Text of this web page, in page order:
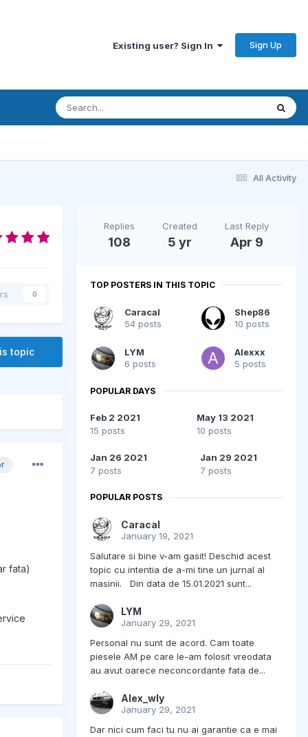
Existing user? Sign In Sign Up
All Activity
0
topic
fata)
Replies
108
Created
5 yr
Last Reply
Apr 9
TOP POSTERS IN THIS TOPIC
Caracal
54 posts
Shep86
10 posts
LYM
6 posts
Alexxx
5 posts
POPULAR DAYS
Feb 2 2021
15 posts
May 13 2021
10 posts
Jan 26 2021
7 posts
Jan 29 2021
7 posts
POPULAR POSTS
Caracal
January 19, 2021
Salutare si bine v-am gasit! Deschid acest
topic cu intentia de a-mi tine un jurnal al
masinii. Din data de 15.01.2021 sunt...
LYM
January 29, 2021
Personal nu sunt de acord. Cam toate
piesele AM pe care le-am folosit vreodata
au avut oarece neconcordante fata de...
Alex_wly
January 29, 2021
Dar nici cum faci tu nu ai garantie ca e mai